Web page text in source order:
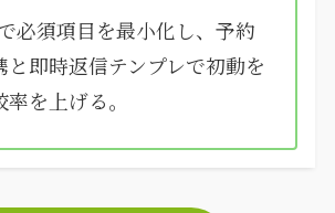
必須項目を最小化し、予約
と即時返信テンプレで初動を
を上げる。